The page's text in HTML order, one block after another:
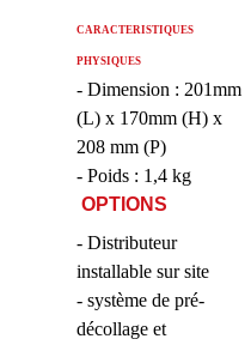
CARACTERISTIQUES
PHYSIQUES
- Dimension : 201mm
(L) x 170mm (H) x
208 mm (P)
- Poids : 1,4 kg
OPTIONS
- Distributeur
installable sur site
- système de pré-
décollage et